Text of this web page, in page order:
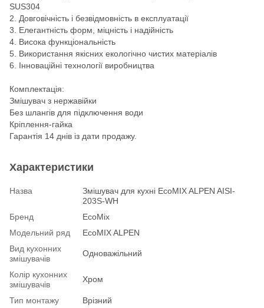
SUS304
2. Довговічність і безвідмовність в експлуатації
3. Елегантність форм, міцність і надійність
4. Висока функціональність
5. Використання якісних екологічно чистих матеріалів
6. Інноваційні технології виробництва
Комплектація:
Змішувач з нержавійки
Без шлангів для підключення води
Кріплення-гайка
Гарантія 14 днів із дати продажу.
Характеристики
Назва
Змішувач для кухні EcoMIX ALPEN AISI-
203S-WH
Бренд
EcoMix
Модельний ряд
EcoMIX ALPEN
Вид кухонних
змішувачів
Одноважільний
Колір кухонних
змішувачів
Хром
Тип монтажу
Врізний